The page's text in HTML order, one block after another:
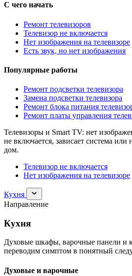
С чего начать
Ремонт телевизоров
Телевизор не включается
Нет изображения на телевизоре
Есть звук, но нет изображения
Популярные работы
Ремонт подсветки телевизора
Замена подсветки телевизора
Ремонт блока питания
Ремонт платы управления
Телевизоры и Smart TV: нет
не включается, зависает система или
дом.
Телевизор не включается
Нет изображения на телевизоре
Кухня
Раскрыть
раздел
Кухня
Направление
Кухня
Духовые шкафы, варочные панели и
переводим симптом в понятный
Духовые и варочные